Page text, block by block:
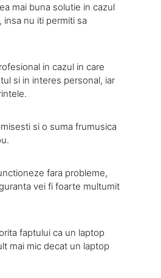
mai buna solutie in cazul
nu iti permiti sa
in cazul in care
si in interes personal, iar
si o suma frumusica
fara probleme,
vei fi foarte multumit
faptului ca un laptop
mai mic decat un laptop